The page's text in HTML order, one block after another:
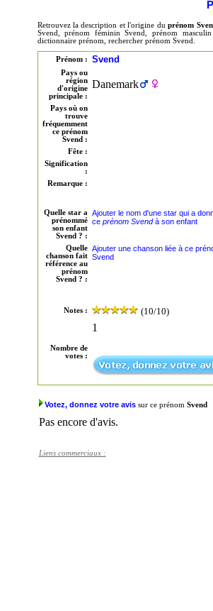
Retrouvez la description et l'origine duprénom
Svend, prénom féminin Svend, prénom
dictionnaire prénom, rechercher prénom Svend.
Prénom : Svend
Pays ou
région
d'origine
principale :
Danemark
Pays où on
trouve
fréquemment
ce prénom
Svend :
Fête :
Signification
:
Remarque :
Quelle star a
prénommé
son enfant
Svend ? :
Ajouter le nom d'une star qui a
ce prénom Svendà son enfant
Quelle
chanson fait
référence au
prénom
Svend ? :
Ajouter une chanson liée à ce
Svend
Notes : (10/10)
Nombre de
votes :
1
Votez, donnez votre avissur ce prénom Svend
Pas encore d'avis.
Liens commerciaux :